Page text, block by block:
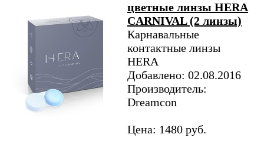
цветные линзы HERA
CARNIVAL (2 линзы)
Карнавальные
контактные линзы
HERA
Добавлено: 02.08.2016
Производитель:
Dreamcon
Цена: 1480 руб.